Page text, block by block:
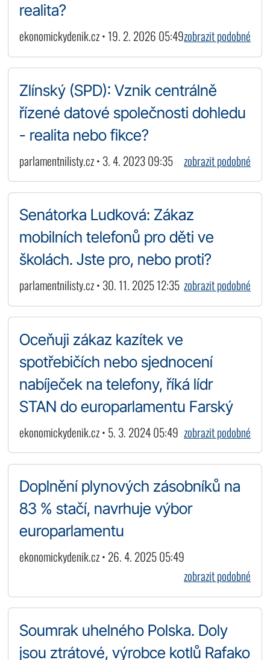
realita?
ekonomickydenik.cz • 19. 2. 2026 05:49zobrazit podobné
Zlínský (SPD): Vznik centrálně
řízené datové společnosti dohledu
- realita nebo fikce?
parlamentnilisty.cz • 3. 4. 2023 09:35 zobrazit podobné
Senátorka Ludková: Zákaz
mobilních telefonů pro děti ve
školách. Jste pro, nebo proti?
parlamentnilisty.cz • 30. 11. 2025 12:35 zobrazit podobné
Oceňuji zákaz kazítek ve
spotřebičích nebo sjednocení
nabíječek na telefony, říká lídr
STAN do europarlamentu Farský
ekonomickydenik.cz • 5. 3. 2024 05:49 zobrazit podobné
Doplnění plynových zásobníků na
83 % stačí, navrhuje výbor
europarlamentu
ekonomickydenik.cz • 26. 4. 2025 05:49
zobrazit podobné
Soumrak uhelného Polska. Doly
jsou ztrátové, výrobce kotlů Rafako